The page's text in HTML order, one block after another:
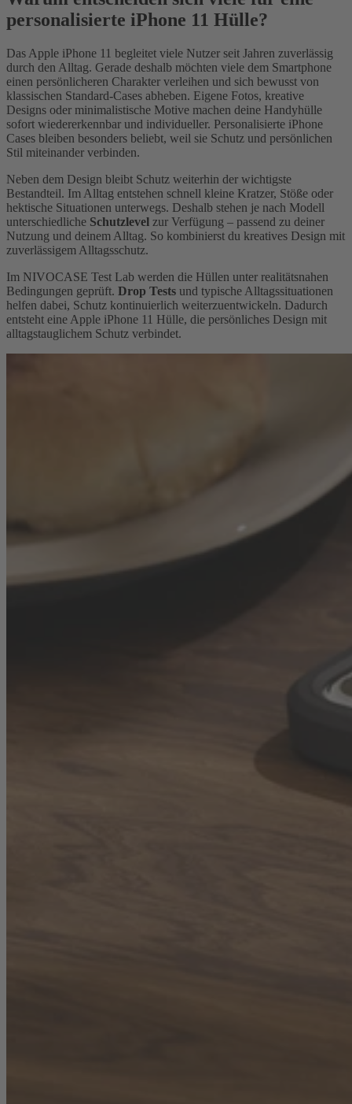
personalisierte iPhone 11 Hülle?
Das Apple iPhone 11 begleitet viele Nutzer seit Jahren zuverlässig
durch den Alltag. Gerade deshalb möchten viele dem Smartphone
einen persönlicheren Charakter verleihen und sich bewusst von
klassischen Standard-Cases abheben. Eigene Fotos, kreative
Designs oder minimalistische Motive machen deine Handyhülle
sofort wiedererkennbar und individueller. Personalisierte iPhone
Cases bleiben besonders beliebt, weil sie Schutz und persönlichen
Stil miteinander verbinden.
Neben dem Design bleibt Schutz weiterhin der wichtigste
Bestandteil. Im Alltag entstehen schnell kleine Kratzer, Stöße oder
hektische Situationen unterwegs. Deshalb stehen je nach Modell
unterschiedliche Schutzlevel zur Verfügung – passend zu deiner
Nutzung und deinem Alltag. So kombinierst du kreatives Design mit
zuverlässigem Alltagsschutz.
Im NIVOCASE Test Lab werden die Hüllen unter realitätsnahen
Bedingungen geprüft. Drop Tests und typische Alltagssituationen
helfen dabei, Schutz kontinuierlich weiterzuentwickeln. Dadurch
entsteht eine Apple iPhone 11 Hülle, die persönliches Design mit
alltagstauglichem Schutz verbindet.